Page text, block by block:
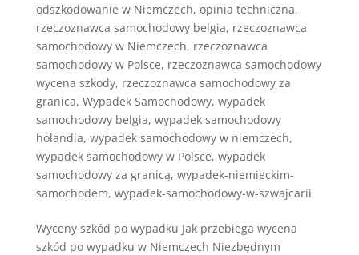
odszkodowanie w Niemczech, opinia techniczna,
rzeczoznawca samochodowy belgia, rzeczoznawca
samochodowy w Niemczech, rzeczoznawca
samochodowy w Polsce, rzeczoznawca samochodowy
wycena szkody, rzeczoznawca samochodowy za
granica, Wypadek Samochodowy, wypadek
samochodowy belgia, wypadek samochodowy
holandia, wypadek samochodowy w niemczech,
wypadek samochodowy w Polsce, wypadek
samochodowy za granicą, wypadek-niemieckim-
samochodem, wypadek-samochodowy-w-szwajcarii
Wyceny szkód po wypadku Jak przebiega wycena
szkód po wypadku w Niemczech Niezbędnym